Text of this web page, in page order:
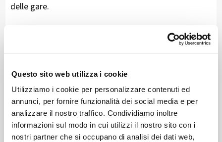
Questo sito web utilizza i cookie
Utilizziamo i cookie per personalizzare contenuti ed
annunci, per fornire funzionalità dei social media e per
analizzare il nostro traffico. Condividiamo inoltre
informazioni sul modo in cui utilizzi il nostro sito con i
nostri partner che si occupano di analisi dei dati web,
delle gare.
Sono previste due tipologie di tour. Quelli da due
giorni, a partire dal 22 gennaio e fruibili prima del 6
ovvero le aree di Sondrio, Morbegno e Valchiavenna.
Grazie alla collaborazione con la Camera di
Commercio Como-Lecco, è prevista anche una tappa
sul Lago di Como, con l’obiettivo così di mostrare un
territorio vicino e dal grande appeal internazionale.